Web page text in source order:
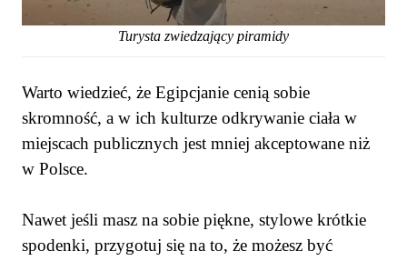
Turysta zwiedzający piramidy
Warto wiedzieć, że Egipcjanie cenią sobie
skromność, a w ich kulturze odkrywanie ciała w
miejscach publicznych jest mniej akceptowane niż
w Polsce.
Nawet jeśli masz na sobie piękne, stylowe krótkie
spodenki, przygotuj się na to, że możesz być